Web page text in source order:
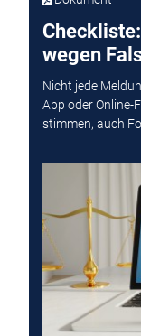
wegen
Nicht jede
App oder Online-
stimmen, auch